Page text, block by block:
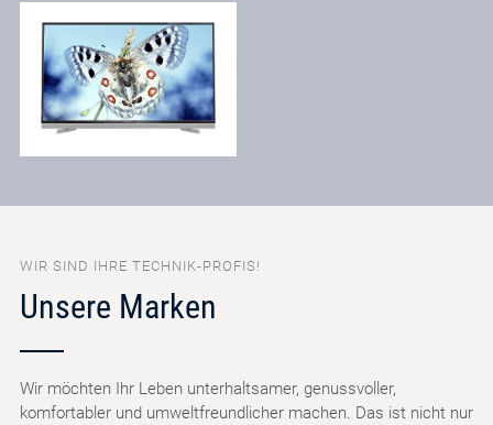
WIR SIND IHRE TECHNIK-PROFIS!
Unsere Marken
Wir möchten Ihr Leben unterhaltsamer, genussvoller,
komfortabler und umweltfreundlicher machen. Das ist nicht nur